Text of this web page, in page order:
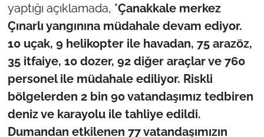
yaptığı açıklamada, "Çanakkale merkez
Çınarlı yangınına müdahale devam ediyor.
10 uçak, 9 helikopter ile havadan, 75 arazöz,
35 itfaiye, 10 dozer, 92 diğer araçlar ve 760
personel ile müdahale ediliyor. Riskli
bölgelerden 2 bin 90 vatandaşımız tedbiren
deniz ve karayolu ile tahliye edildi.
Dumandan etkilenen 77 vatandaşımızın
KIRKLARELİ
ÇANAKKALE
TÜRKİYE
Bölge